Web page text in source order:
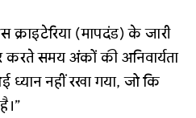
क्राइटेरिया (मापदंड) के जारी
करते समय अंकों की अनिवार्यता
ध्यान नहीं रखा गया, जो कि